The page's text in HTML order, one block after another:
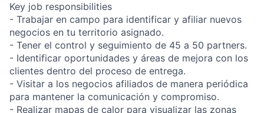
Key job responsibilities
- Trabajar en campo para identificar y afiliar nuevos
negocios en tu territorio asignado.
- Tener el control y seguimiento de 45 a 50 partners.
- Identificar oportunidades y áreas de mejora con los
clientes dentro del proceso de entrega.
- Visitar a los negocios afiliados de manera periódica
para mantener la comunicación y compromiso.
- Realizar mapas de calor para visualizar las zonas